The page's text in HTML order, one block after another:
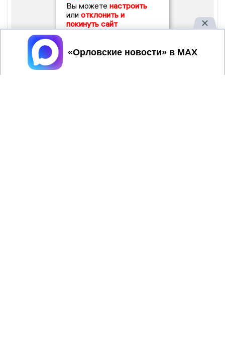
Вы можете настроить
или отклонить и
покинуть сайт
Принять